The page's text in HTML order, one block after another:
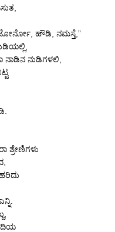
ಹೌಡಿ, ನಮಸ್ತೆ,”
ನಾಡಿನ ನುಡಿಗಳಲಿ,